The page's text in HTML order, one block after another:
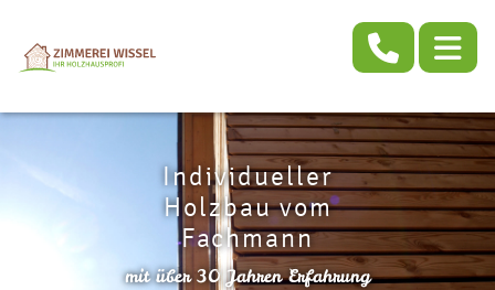
Individueller
Holzbau vom
Fachmann
mit über 30 Jahren Erfahrung